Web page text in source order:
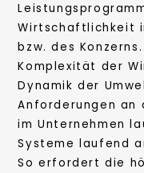
Wirtschaftlichkeit
bzw. des
Komplexität der
Dynamik der
Anforderungen an
im Unternehmen
Systeme laufend
So erfordert die